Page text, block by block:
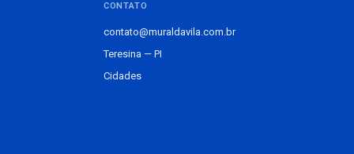
CONTATO
contato@muraldavila.com.br
Teresina — PI
Cidades